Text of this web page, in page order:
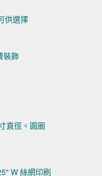
供選擇
裝飾
直徑。圓圈
W 絲網印刷